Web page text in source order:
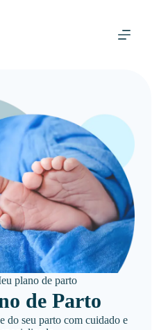
plano de parto
de Parto
do seu parto com cuidado e